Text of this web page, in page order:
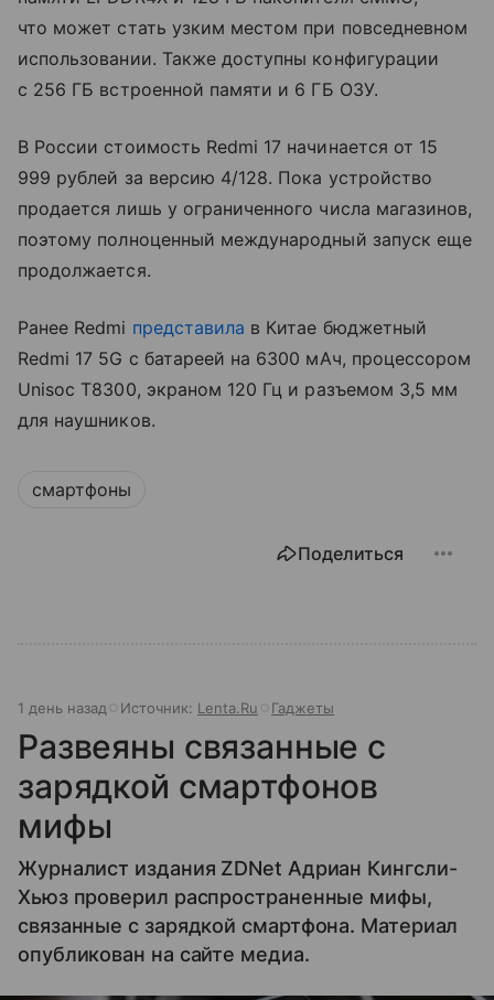
что может стать узким местом при повседневном
использовании. Также доступны конфигурации
с 256 ГБ встроенной памяти и 6 ГБ ОЗУ.
В России стоимость Redmi 17 начинается от 15
999 рублей за версию 4/128. Пока устройство
продается лишь у ограниченного числа магазинов,
поэтому полноценный международный запуск еще
продолжается.
Ранее Redmi представила в Китае бюджетный
Redmi 17 5G с батареей на 6300 мАч, процессором
Unisoc T8300, экраном 120 Гц и разъемом 3,5 мм
для наушников.
смартфоны
Поделиться
1 день назад Источник: Lenta.Ru Гаджеты
Развеяны связанные с
зарядкой смартфонов
мифы
Журналист издания ZDNet Адриан Кингсли-
Хьюз проверил распространенные мифы,
связанные с зарядкой смартфона. Материал
опубликован на сайте медиа.